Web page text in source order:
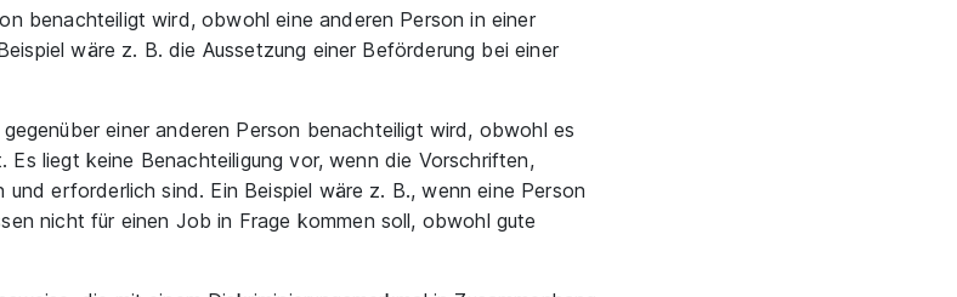
benachteiligt wird, obwohl eine anderen Person in einer
wäre z. B. die Aussetzung einer Beförderung bei einer
einer anderen Person benachteiligt wird, obwohl es
liegt keine Benachteiligung vor, wenn die Vorschriften,
erforderlich sind. Ein Beispiel wäre z. B., wenn eine Person
nicht für einen Job in Frage kommen soll, obwohl gute